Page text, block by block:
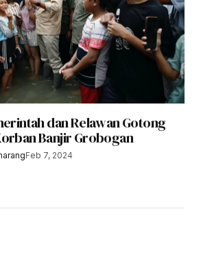
dan Relawan Gotong
Banjir Grobogan
Feb 7, 2024